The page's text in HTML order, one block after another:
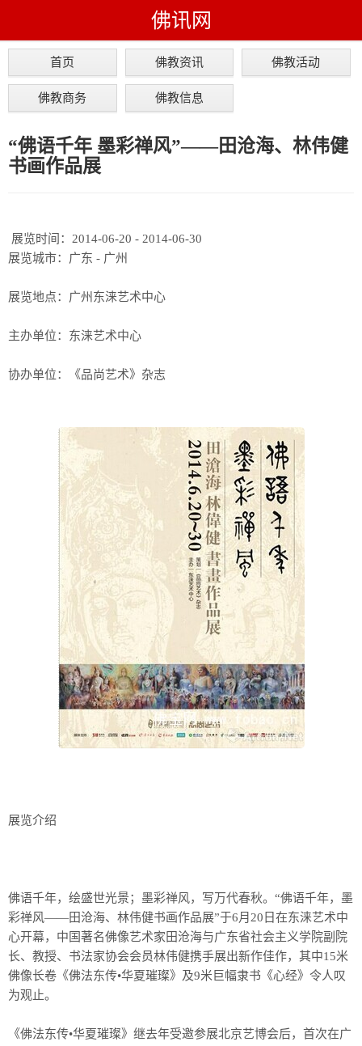
佛讯网
首页 佛教资讯 佛教活动
佛教商务 佛教信息
“佛语千年 墨彩禅风”——田沧海、林伟健
书画作品展
展览时间：2014-06-20 - 2014-06-30
展览城市：广东 - 广州
展览地点：广州东涞艺术中心
主办单位：东涞艺术中心
协办单位：《品尚艺术》杂志
展览介绍
佛语千年，绘盛世光景；墨彩禅风，写万代春秋。“佛语千年，墨
彩禅风——田沧海、林伟健书画作品展”于6月20日在东涞艺术中
心开幕，中国著名佛像艺术家田沧海与广东省社会主义学院副院
长、教授、书法家协会会员林伟健携手展出新作佳作，其中15米
佛像长卷《佛法东传•华夏璀璨》及9米巨幅隶书《心经》令人叹
为观止。
《佛法东传•华夏璀璨》继去年受邀参展北京艺博会后，首次在广